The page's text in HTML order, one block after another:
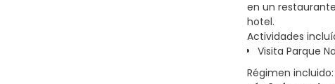
en un
hotel.
Actividades
Visita Parque
Régimen